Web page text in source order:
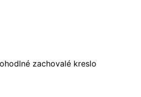
zachovalé kreslo